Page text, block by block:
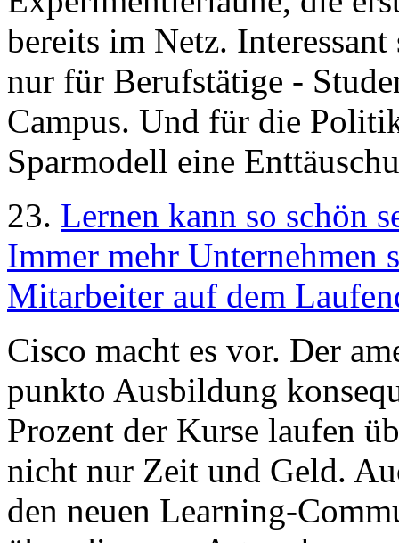
bereits im Netz.
nur für Berufstätige -
Campus. Und für die
Sparmodell eine
23. Lernen kann so schön
Immer mehr Unternehmen
Mitarbeiter auf dem
Cisco macht es vor. Der
punkto Ausbildung
Prozent der Kurse laufen
nicht nur Zeit und Geld.
den neuen Learning-